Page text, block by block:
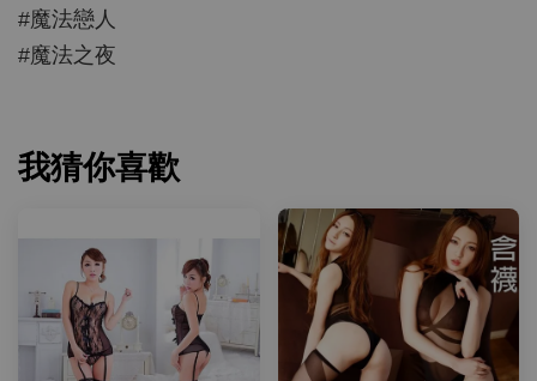
#魔法戀人
#魔法之夜
我猜你喜歡